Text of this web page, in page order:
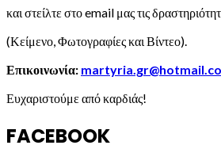
και στείλτε στο email μας τις
(Κείμενο, Φωτογραφίες και Βίντεο).
Επικοινωνία:
Ευχαριστούμε από καρδιάς!
FACEBOOK